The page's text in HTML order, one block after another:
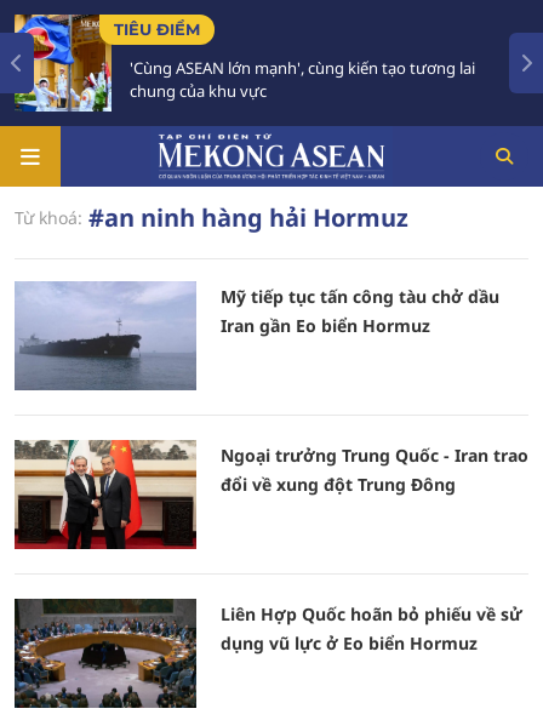
TIÊU ĐIỂM
'Cùng ASEAN lớn mạnh', cùng kiến tạo tương lai
chung của khu vực
Từ khoá: #an ninh hàng hải Hormuz
Mỹ tiếp tục tấn công tàu chở dầu
Iran gần Eo biển Hormuz
Ngoại trưởng Trung Quốc - Iran trao
đổi về xung đột Trung Đông
Liên Hợp Quốc hoãn bỏ phiếu về sử
dụng vũ lực ở Eo biển Hormuz